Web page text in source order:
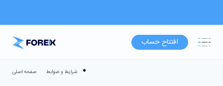
افتتاح حساب
صفحه اصلی شرایط و ضوابط